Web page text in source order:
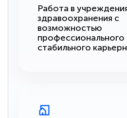
Работа в
здравоохранения с
возможностью
профессионального
стабильного